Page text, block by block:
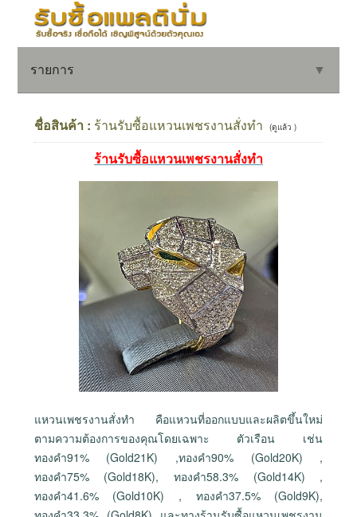
รายการ ▼
ชื่อสินค้า : ร้านรับซื้อแหวนเพชรงานสั่งทำ (ดูแล้ว )
ร้านรับซื้อแหวนเพชรงานสั่งทำ
แหวนเพชรงานสั่งทำ คือแหวนที่ออกแบบและผลิตขึ้นใหม่
ตามความต้องการของคุณโดยเฉพาะ ตัวเรือน เช่น
ทองคำ91% (Gold21K) ,ทองคำ90% (Gold20K) ,
ทองคำ75% (Gold18K), ทองคำ58.3% (Gold14K) ,
ทองคำ41.6% (Gold10K) , ทองคำ37.5% (Gold9K),